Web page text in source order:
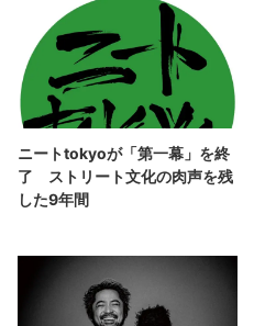
ニートtokyoが「第一幕」を終
了 ストリート文化の肉声を残
した9年間